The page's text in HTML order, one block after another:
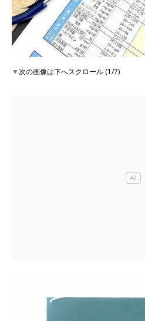
▼次の画像は下へスクロール (1/7)